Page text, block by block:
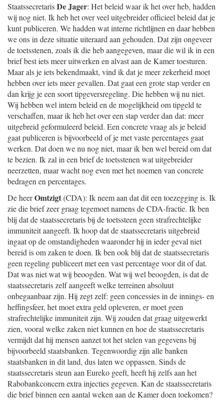
StaatssecretarisDe Jager: Het beleid waar ik het over heb, hadden
wij nog niet. Ik heb het over veel uitgebreider officieel beleid dat je
kunt publiceren. We hadden wat interne richtlijnen en daar hebben
we ons in deze situatie uiteraard aan gehouden. Dat zijn ongeveer
de toetsstenen, zoals ik die heb aangegeven, maar die wil ik in een
brief best iets meer uitwerken en alvast aan de Kamer toesturen.
Maar als je iets bekendmaakt, vind ik dat je meer zekerheid moet
hebben over iets meer gevallen. Dat gaat een grote stap verder en
dan krijg je een soort tipgeversregeling. Die hebben wij nu niet.
Wij hebben wel intern beleid en de mogelijkheid om tipgeld te
verschaffen, maar ik heb het over een stap verder dan dat: meer
uitgebreid geformuleerd beleid. Een concrete vraag als je beleid
gaat publiceren is bijvoorbeeld of je met vaste percentages gaat
werken. Dat doen we nu nog niet, maar ik ben wel bereid om dat
te bezien. Ik zal in een brief de toetsstenen wat uitgebreider
neerzetten, maar wacht nog even met het noemen van concrete
bedragen en percentages.
De heerOmtzigt(CDA): Ik neem aan dat dit een toezegging is. Ik
zie die brief zeer graag tegemoet namens de CDA-fractie. Ik ben
blij dat de staatssecretaris bij de toetssteen geen strafrechtelijke
immuniteit aangeeft. Ik hoop dat de staatssecretaris uitgebreid
ingaat op de omstandigheden waaronder hij in ieder geval niet
bereid is om zaken te doen. Ik ben ook blij dat de staatssecretaris
geen regeling publiceert met een vast percentage voor dit of dat.
Dat was niet wat wij beoogden. Wat wij wel beoogden, is dat de
staatssecretaris zelf aangeeft welke terreinen absoluut
onbegaanbaar zijn. Hij zegt zelf: geen concessies in de innings- en
heffingsfeer, het moet extra geld opleveren, er moet geen
strafrechtelijke immuniteit zijn. Wij zouden dat graag uitgewerkt
zien, vooral welke zaken niet kunnen en hoe de staatssecretaris
vermijdt dat hij mensen aanzet tot het stelen van gegevens bij
bijvoorbeeld staatsbanken. Tegenwoordig zijn alle banken
staatsbanken in dit land, dus laten we oppassen. Sinds de
staatssecretaris steun aan Eureko geeft, heeft hij zelfs aan het
Rabobankconcern extra injecties gegeven. Kan de staatssecretaris
die brief binnen een aantal weken aan de Kamer doen toekomen?